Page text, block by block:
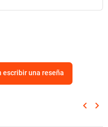
escribir una reseña
keyboard_arrow_left keyboard_arrow_right